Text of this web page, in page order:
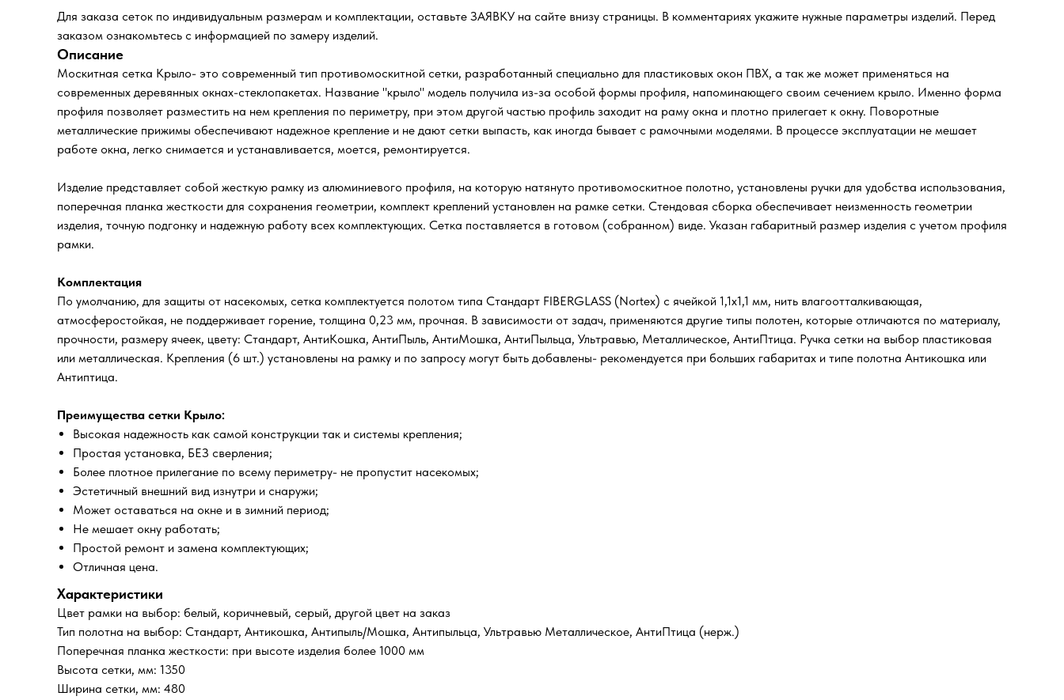
Для заказа сеток по индивидуальным размерам и комплектации, оставьте ЗАЯВКУ на сайте внизу страницы. В комментариях укажите нужные параметры изделий. Перед
заказом ознакомьтесь с информацией по замеру изделий.
Описание
Москитная сетка Крыло- это современный тип противомоскитной сетки, разработанный специально для пластиковых окон ПВХ, а так же может применяться на
современных деревянных окнах-стеклопакетах. Название "крыло" модель получила из-за особой формы профиля, напоминающего своим сечением крыло. Именно форма
профиля позволяет разместить на нем крепления по периметру, при этом другой частью профиль заходит на раму окна и плотно прилегает к окну. Поворотные
металлические прижимы обеспечивают надежное крепление и не дают сетки выпасть, как иногда бывает с рамочными моделями. В процессе эксплуатации не мешает
работе окна, легко снимается и устанавливается, моется, ремонтируется.
Изделие представляет собой жесткую рамку из алюминиевого профиля, на которую натянуто противомоскитное полотно, установлены ручки для удобства использования,
поперечная планка жесткости для сохранения геометрии, комплект креплений установлен на рамке сетки. Стендовая сборка обеспечивает неизменность геометрии
изделия, точную подгонку и надежную работу всех комплектующих. Сетка поставляется в готовом (собранном) виде. Указан габаритный размер изделия с учетом профиля
рамки.
Комплектация
По умолчанию, для защиты от насекомых, сетка комплектуется полотом типа Стандарт FIBERGLASS (Nortex) с ячейкой 1,1х1,1 мм, нить влагоотталкивающая,
атмосферостойкая, не поддерживает горение, толщина 0,23 мм, прочная. В зависимости от задач, применяются другие типы полотен, которые отличаются по материалу,
прочности, размеру ячеек, цвету: Стандарт, АнтиКошка, АнтиПыль, АнтиМошка, АнтиПыльца, Ультравью, Металлическое, АнтиПтица. Ручка сетки на выбор пластиковая
или металлическая. Крепления (6 шт.) установлены на рамку и по запросу могут быть добавлены- рекомендуется при больших габаритах и типе полотна Антикошка или
Антиптица.
Преимущества сетки Крыло:
Высокая надежность как самой конструкции так и системы крепления;
Простая установка, БЕЗ сверления;
Более плотное прилегание по всему периметру- не пропустит насекомых;
Эстетичный внешний вид изнутри и снаружи;
Может оставаться на окне и в зимний период;
Не мешает окну работать;
Простой ремонт и замена комплектующих;
Отличная цена.
Характеристики
Цвет рамки на выбор: белый, коричневый, серый, другой цвет на заказ
Тип полотна на выбор: Стандарт, Антикошка, Антипыль/Мошка, Антипыльца, Ультравью Металлическое, АнтиПтица (нерж.)
Поперечная планка жесткости: при высоте изделия более 1000 мм
Высота сетки, мм: 1350
Ширина сетки, мм: 480